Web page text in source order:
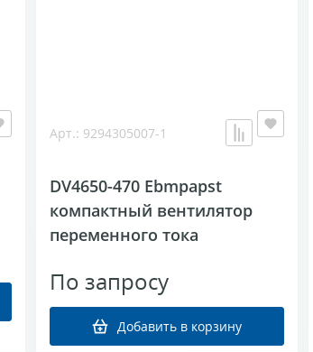
Арт.: 9294305007-1
DV4650-470 Ebmpapst
компактный вентилятор
переменного тока
По запросу
Добавить в корзину